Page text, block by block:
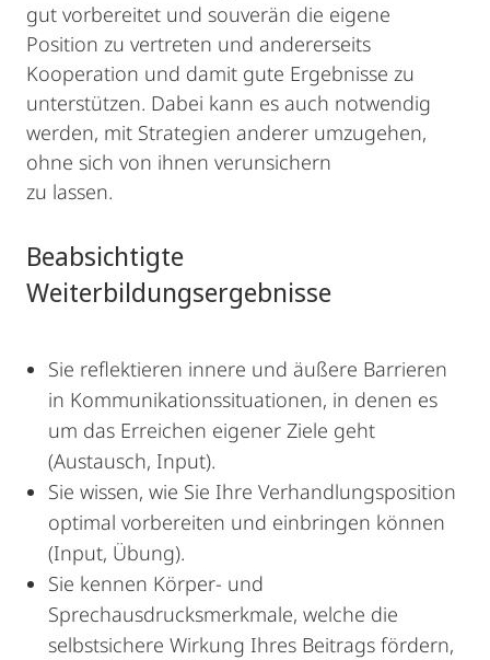
gut vorbereitet und souverän die eigene
Position zu vertreten und andererseits
Kooperation und damit gute Ergebnisse zu
unterstützen. Dabei kann es auch notwendig
werden, mit Strategien anderer umzugehen,
ohne sich von ihnen verunsichern
zu lassen.
Beabsichtigte
Weiterbildungsergebnisse
Sie reflektieren innere und äußere Barrieren
in Kommunikationssituationen, in denen es
um das Erreichen eigener Ziele geht
(Austausch, Input).
Sie wissen, wie Sie Ihre Verhandlungsposition
optimal vorbereiten und einbringen können
(Input, Übung).
Sie kennen Körper- und
Sprechausdrucksmerkmale, welche die
selbstsichere Wirkung Ihres Beitrags fördern,